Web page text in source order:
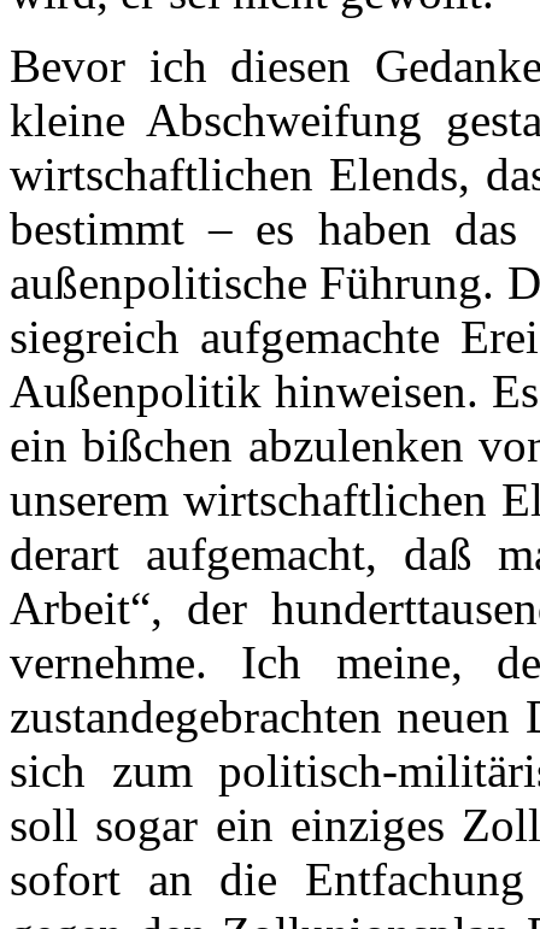
Bevor ich diesen
kleine Abschweifung
wirtschaftlichen Elends,
bestimmt – es haben
außenpolitische Führung.
siegreich aufgemachte
Außenpolitik hinweisen.
ein bißchen abzulenken
unserem wirtschaftlichen
derart aufgemacht, daß
Arbeit“, der
vernehme. Ich meine,
zustandegebrachten
sich zum politisch-
soll sogar ein einziges
sofort an die Entfachung